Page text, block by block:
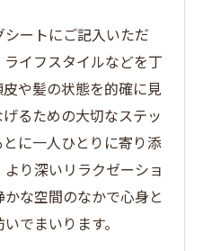
ートにご記入いただ
イフスタイルなどを丁
や髪の状態を的確に見
るための大切なステッ
に一人ひとりに寄り添
り深いリラクゼーショ
な空間のなかで心身と
でまいります。